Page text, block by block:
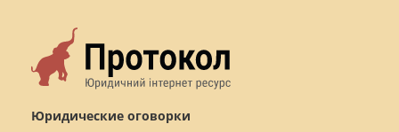
Юридические оговорки